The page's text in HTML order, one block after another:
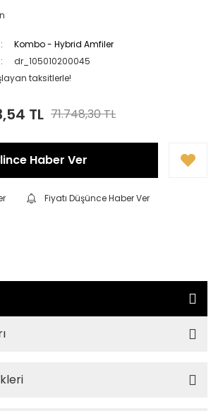
Kombo - Hybrid Amfiler
dr_105010200045
taksitlerle!
TL 71.748,30 TL
Haber Ver
Fiyatı Düşünce Haber Ver